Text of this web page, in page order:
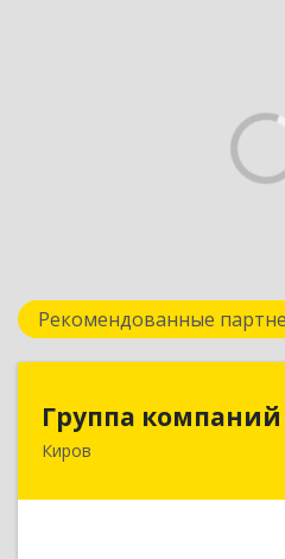
Рекомендованные
Группа
Киров
Группа
610017, Кировская